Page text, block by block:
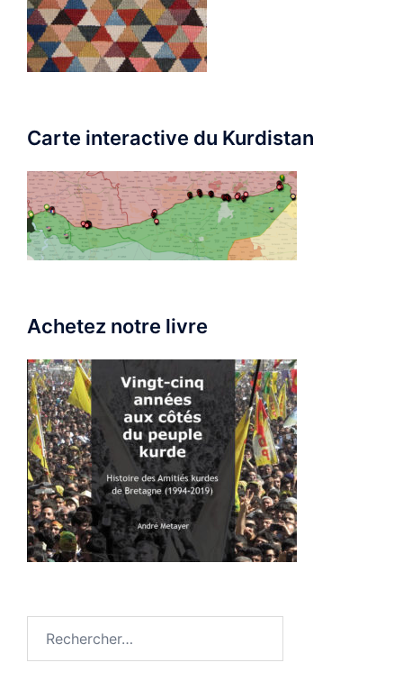
Carte interactive du Kurdistan
Achetez notre livre